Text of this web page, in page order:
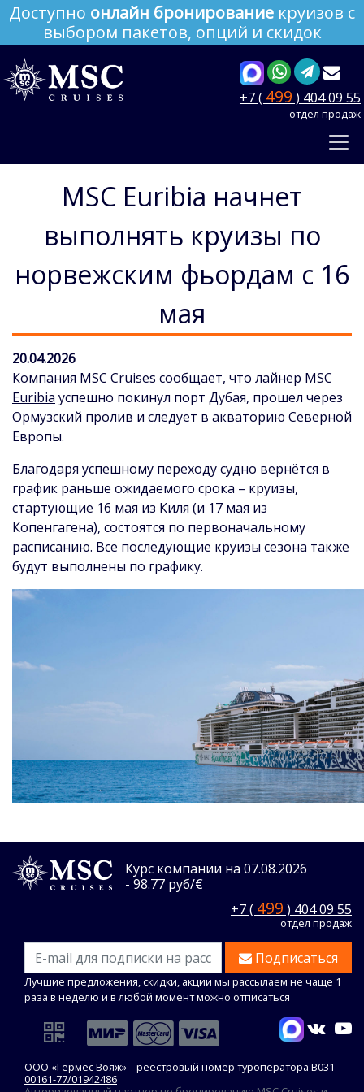
Доступно онлайн бронирование круизов с
выбором пакетов, опций и скидок
+7 ( 499 ) 404 09 55
отдел продаж
MSC Euribia начнет
выполнять круизы по
норвежским фьордам с 16
мая
20.04.2026
Компания MSC Cruises сообщает, что лайнер MSC
Euribia успешно покинул порт Дубая, прошел через
Ормузский пролив и следует в акваторию Северной
Европы.
Благодаря успешному переходу судно вернётся в
график раньше ожидаемого срока – круизы,
стартующие 16 мая из Киля (и 17 мая из
Копенгагена), состоятся по первоначальному
расписанию. Все последующие круизы сезона также
будут выполнены по графику.
Курс компании на 07.08.2026
- 98.77 руб/€
+7 ( 499 ) 404 09 55
отдел продаж
Подписаться
Лучшие предложения, скидки, акции мы рассылаем не чаще 1
раза в неделю и в любой момент можно отписаться
ООО «Гермес Вояж» –реестровый номер туроператора В031-
00161-77/01942486